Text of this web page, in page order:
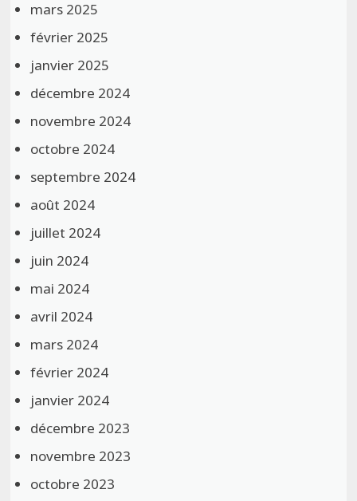
mars 2025
février 2025
janvier 2025
décembre 2024
novembre 2024
octobre 2024
septembre 2024
août 2024
juillet 2024
juin 2024
mai 2024
avril 2024
mars 2024
février 2024
janvier 2024
décembre 2023
novembre 2023
octobre 2023